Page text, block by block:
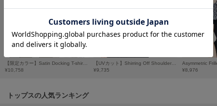
Henon.
へノン
ハンター
¥10,758
¥9,735
¥8,976
トップスの人気ランキング